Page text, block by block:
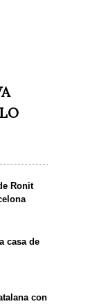
Ronit
casa de
con